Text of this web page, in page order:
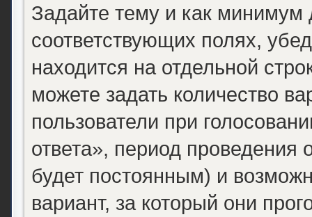
Задайте тему и как минимум
соответствующих полях,
находится на отдельной
можете задать количество
пользователи при
ответа», период проведения
будет постоянным) и
вариант, за который они